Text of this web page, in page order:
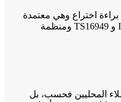
تمتلك شركة CRE حاليًا أكثر من 20 براءة اختراع وهي معتمدة
من قبل نظام إدارة الجودة ISO9001 و TS16949 ومنظمة
المحليين فحسب، بل